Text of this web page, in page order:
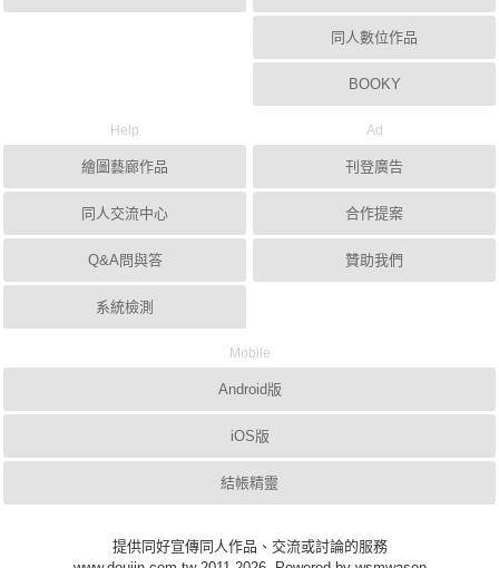
同人數位作品
BOOKY
Help
繪圖藝廊作品
同人交流中心
Q&A問與答
系統檢測
Ad
刊登廣告
合作提案
贊助我們
Mobile
Android版
iOS版
結帳精靈
提供同好宣傳同人作品、交流或討論的服務